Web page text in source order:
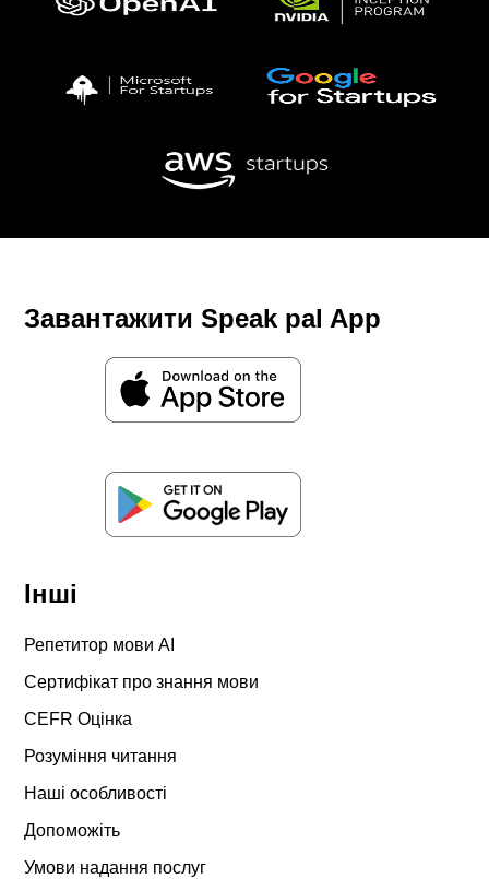
Завантажити Speak pal App
Інші
Репетитор мови AI
Сертифікат про знання мови
CEFR Оцінка
Розуміння читання
Наші особливості
Допоможіть
Умови надання послуг